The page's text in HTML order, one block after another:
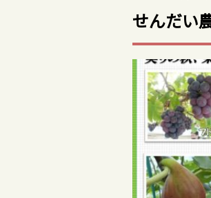
せんだい